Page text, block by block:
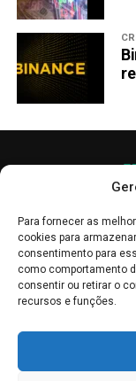
Para fornecer as
cookies para
consentimento para
como comportamento
consentir ou retirar o
recursos e funções.
informativo,
interpretadas